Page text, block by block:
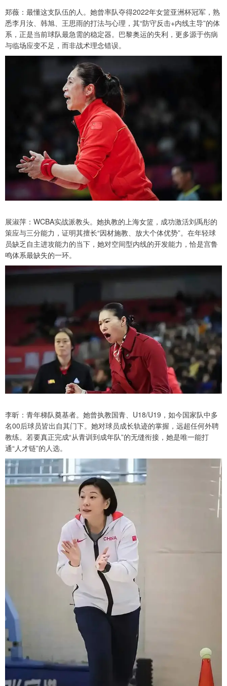
郑薇：最懂这支队伍的人。她曾率队夺得2022年女篮亚洲杯冠军，熟
悉李月汝、韩旭、王思雨的打法与心理，其“防守反击+内线主导”的体
系，正是当前球队最急需的稳定器。巴黎奥运的失利，更多源于伤病
与临场应变不足，而非战术理念错误。
展淑萍：WCBA实战派教头。她执教的上海女篮，成功激活刘禹彤的
策应与三分能力，证明其擅长“因材施教、放大个体优势”。在年轻球
员缺乏自主进攻能力的当下，她对空间型内线的开发能力，恰是宫鲁
鸣体系最缺失的一环。
李昕：青年梯队奠基者。她曾执教国青、U18/U19，如今国家队中多
名00后球员皆出自其门下。她对球员成长轨迹的掌握，远超任何外聘
教练。若要真正完成“从青训到成年队”的无缝衔接，她是唯一能打
通“人才链”的人选。